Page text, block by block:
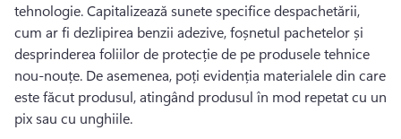
tehnologie. Capitalizează sunete specifice despachetării,
cum ar fi dezlipirea benzii adezive, foșnetul pachetelor și
desprinderea foliilor de protecție de pe produsele tehnice
nou-nouțe. De asemenea, poți evidenția materialele din care
este făcut produsul, atingând produsul în mod repetat cu un
pix sau cu unghiile.